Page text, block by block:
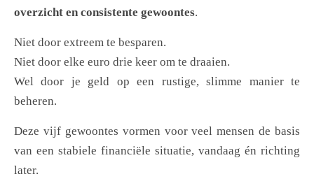
overzicht en consistente gewoontes.
Niet door extreem te besparen.
Niet door elke euro drie keer om te draaien.
Wel door je geld op een rustige, slimme manier te
beheren.
Deze vijf gewoontes vormen voor veel mensen de basis
van een stabiele financiële situatie, vandaag én richting
later.